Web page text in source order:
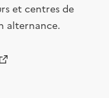
et centres de
alternance.